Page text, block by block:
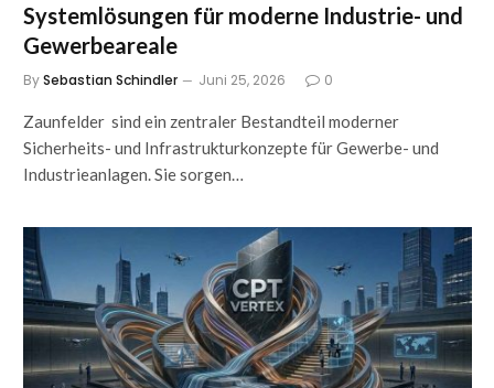
Systemlösungen für moderne Industrie- und
Gewerbeareale
BySebastian Schindler Juni 25, 2026 0
Zaunfelder sind ein zentraler Bestandteil moderner
Sicherheits- und Infrastrukturkonzepte für Gewerbe- und
Industrieanlagen. Sie sorgen…